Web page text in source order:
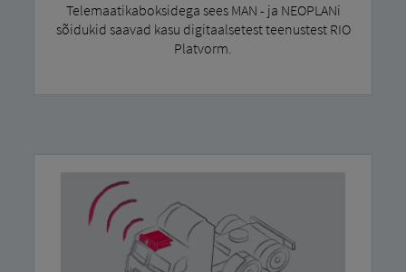
Telemaatikaboksidega sees MAN - ja NEOPLANi
sõidukid saavad kasu digitaalsetest teenustest RIO
Platvorm.